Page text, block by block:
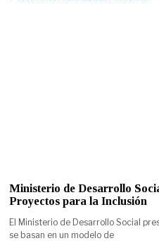
Ministerio de Desarrollo
Proyectos para la Inclusión
El Ministerio de Desarrollo Social
se basan en un modelo de